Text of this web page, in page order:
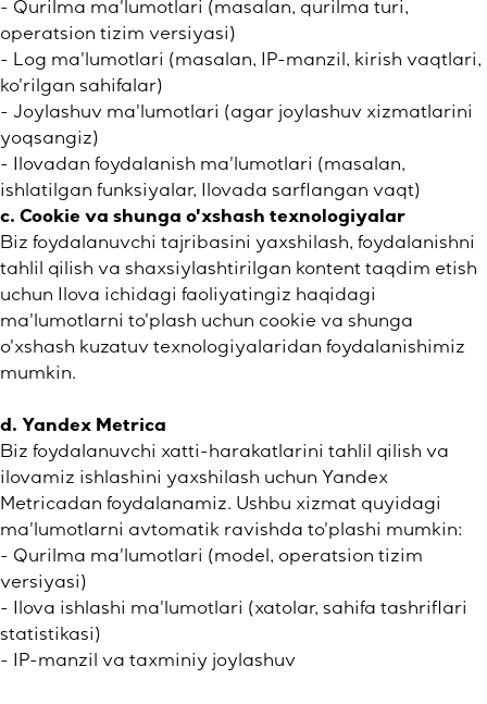
- Qurilma ma'lumotlari (masalan, qurilma turi,
operatsion tizim versiyasi)
- Log ma'lumotlari (masalan, IP-manzil, kirish vaqtlari,
ko'rilgan sahifalar)
- Joylashuv ma'lumotlari (agar joylashuv xizmatlarini
yoqsangiz)
- Ilovadan foydalanish ma'lumotlari (masalan,
ishlatilgan funksiyalar, Ilovada sarflangan vaqt)
c. Cookie va shunga o'xshash texnologiyalar
Biz foydalanuvchi tajribasini yaxshilash, foydalanishni
tahlil qilish va shaxsiylashtirilgan kontent taqdim etish
uchun Ilova ichidagi faoliyatingiz haqidagi
ma'lumotlarni to'plash uchun cookie va shunga
o'xshash kuzatuv texnologiyalaridan foydalanishimiz
mumkin.
d. Yandex Metrica
Biz foydalanuvchi xatti-harakatlarini tahlil qilish va
ilovamiz ishlashini yaxshilash uchun Yandex
Metricadan foydalanamiz. Ushbu xizmat quyidagi
ma'lumotlarni avtomatik ravishda to'plashi mumkin:
- Qurilma ma'lumotlari (model, operatsion tizim
versiyasi)
- Ilova ishlashi ma'lumotlari (xatolar, sahifa tashriflari
statistikasi)
- IP-manzil va taxminiy joylashuv